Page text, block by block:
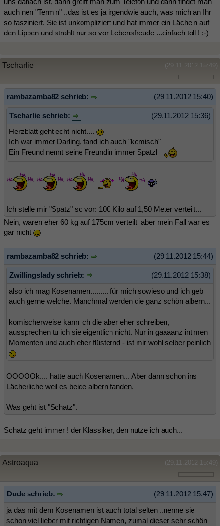
uns danach ist, dann greift man zum Telefon und dann findet man
auch nen "Termin" ..das ist es ja irgendwie auch, was mich an Ihr
so fasziniert. Sie ist unkompliziert und hat immer ein Lächeln auf
den Lippen und strahlt nur so vor Lebensfreude ...einfach toll ! :-)
(29.11.2012 15:49)
Tscharlie
(29.11.2012 15:40)
rambazamba82 schrieb:
(29.11.2012 15:36)
Tscharlie schrieb:
Herzblatt geht echt nicht....
Ich war immer Darling, fand ich auch "komisch"
Ein Freund nennt seine Freundin immer Spatzl
Ich stelle mir "Spatz" so vor: 100 Kilo auf 1,50 Meter verteilt...
Nein, waren eher 60 kg auf 175cm verteilt, aber mein Fall war es
gar nicht
(29.11.2012 15:44)
rambazamba82 schrieb:
(29.11.2012 15:38)
Zwillingslady schrieb:
also ich mag Kosenamen......... für mich sowieso und ich geb
auch gerne welche. Manchmal werden die ganz schön albern...
komischerweise kann ich die aber eher schreiben,
aussprechen tu ich sie eigentlich nicht. Nur in gaaaanz intimen
Momenten und auch eher flüsternd - ist mir wohl selber peinlich
OOOOOk.... hatte auch Kosenamen... Aber dann schon ins
Lächerliche weil es beide albern fanden.
Was geht ist "Schatz".
Schatz geht immer ! der Klassiker, den nutze ich auch...
(29.11.2012 15:49)
Astroaqua
(29.11.2012 15:47)
Dude schrieb:
ja das mit dem Kosenamen ist auch total selten ..nenne sie
schon viel lieber mit richtigen Namen, zumal dieser sehr schön